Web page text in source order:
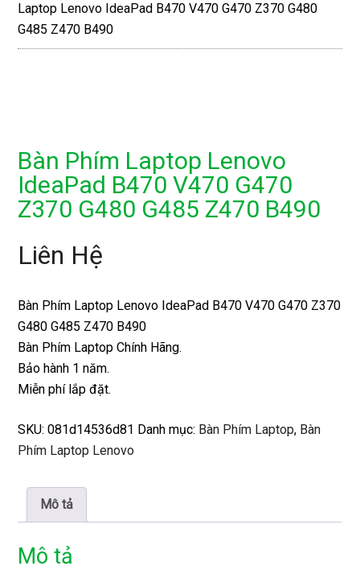
Laptop Lenovo IdeaPad B470 V470 G470 Z370 G480
G485 Z470 B490
Bàn Phím Laptop Lenovo
IdeaPad B470 V470 G470
Z370 G480 G485 Z470 B490
Liên Hệ
Bàn Phím Laptop Lenovo IdeaPad B470 V470 G470 Z370
G480 G485 Z470 B490
Bàn Phím Laptop Chính Hãng.
Bảo hành 1 năm.
Miễn phí lắp đặt.
SKU:081d14536d81 Danh mục: Bàn Phím Laptop, Bàn
Phím Laptop Lenovo
Mô tả
Mô tả